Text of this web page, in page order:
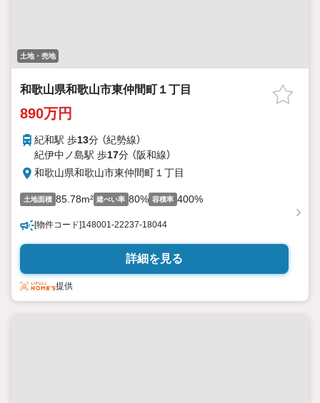
土地・売地
和歌山県和歌山市東仲間町１丁目
890万円
紀和駅 歩13分 （紀勢線）
紀伊中ノ島駅 歩17分 （阪和線）
和歌山県和歌山市東仲間町１丁目
土地面積 85.78m² 建ぺい率 80% 容積率 400%
[物件コード]148001-22237-18044
詳細を見る
提供